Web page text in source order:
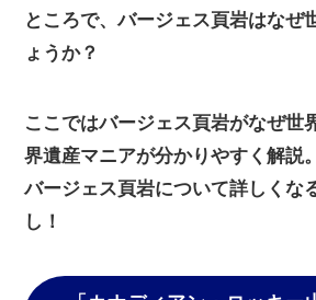
ところで、バージェス頁岩はなぜ
ょうか？
ここではバージェス頁岩がなぜ世
界遺産マニアが分かりやすく解説
バージェス頁岩について詳しくな
し！